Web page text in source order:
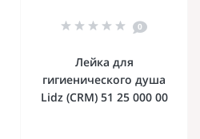
0
Лейка для
гигиенического душа
Lidz (CRM) 51 25 000 00